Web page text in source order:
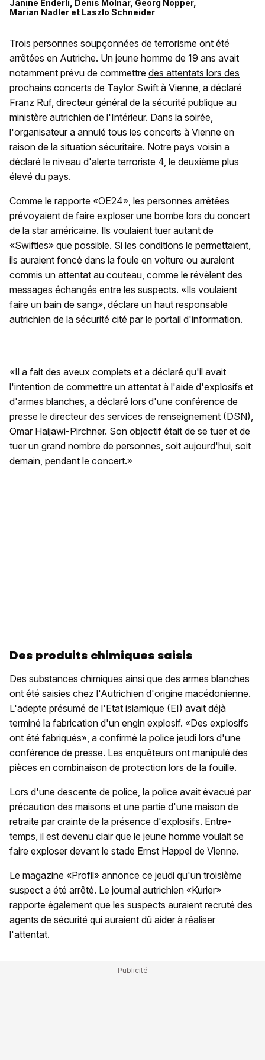
Janine Enderli Denis Molnar, Georg Nopper,
Marian Nadler et Laszlo Schneider
Trois personnes soupçonnées de terrorisme ont été
arrêtées en Autriche. Un jeune homme de 19 ans avait
notamment prévu de commettre des attentats lors des
prochains concerts de Taylor Swift à Vienne, a déclaré
Franz Ruf, directeur général de la sécurité publique au
ministère autrichien de l'Intérieur. Dans la soirée,
l'organisateur a annulé tous les concerts à Vienne en
raison de la situation sécuritaire. Notre pays voisin a
déclaré le niveau d'alerte terroriste 4, le deuxième plus
élevé du pays.
Comme le rapporte «OE24», les personnes arrêtées
prévoyaient de faire exploser une bombe lors du concert
de la star américaine. Ils voulaient tuer autant de
«Swifties» que possible. Si les conditions le permettaient,
ils auraient foncé dans la foule en voiture ou auraient
commis un attentat au couteau, comme le révèlent des
messages échangés entre les suspects. «Ils voulaient
faire un bain de sang», déclare un haut responsable
autrichien de la sécurité cité par le portail d'information.
«Il a fait des aveux complets et a déclaré qu'il avait
l'intention de commettre un attentat à l'aide d'explosifs et
d'armes blanches, a déclaré lors d'une conférence de
presse le directeur des services de renseignement (DSN),
Omar Haijawi-Pirchner. Son objectif était de se tuer et de
tuer un grand nombre de personnes, soit aujourd'hui, soit
demain, pendant le concert.»
Des produits chimiques saisis
Des substances chimiques ainsi que des armes blanches
ont été saisies chez l'Autrichien d'origine macédonienne.
L'adepte présumé de l'Etat islamique (EI) avait déjà
terminé la fabrication d'un engin explosif. «Des explosifs
ont été fabriqués», a confirmé la police jeudi lors d'une
conférence de presse. Les enquêteurs ont manipulé des
pièces en combinaison de protection lors de la fouille.
Lors d'une descente de police, la police avait évacué par
précaution des maisons et une partie d'une maison de
retraite par crainte de la présence d'explosifs. Entre-
temps, il est devenu clair que le jeune homme voulait se
faire exploser devant le stade Ernst Happel de Vienne.
Le magazine «Profil» annonce ce jeudi qu'un troisième
suspect a été arrêté. Le journal autrichien «Kurier»
rapporte également que les suspects auraient recruté des
agents de sécurité qui auraient dû aider à réaliser
l'attentat.